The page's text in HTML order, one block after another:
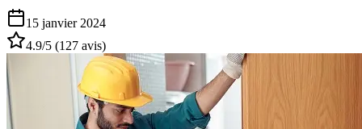
15 janvier 2024
4.9/5 (127 avis)